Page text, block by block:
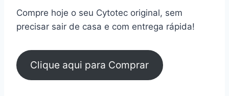
Compre hoje o seu Cytotec original, sem
precisar sair de casa e com entrega rápida!
Clique aqui para Comprar